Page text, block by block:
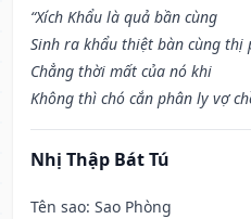
“Xích Khẩu là quả bần cùng
Sinh ra khẩu thiệt bàn cùng thị
Chẳng thời mất của nó khi
Không thì chó cắn phân ly vợ
Nhị Thập Bát Tú
Tên sao: Sao Phòng